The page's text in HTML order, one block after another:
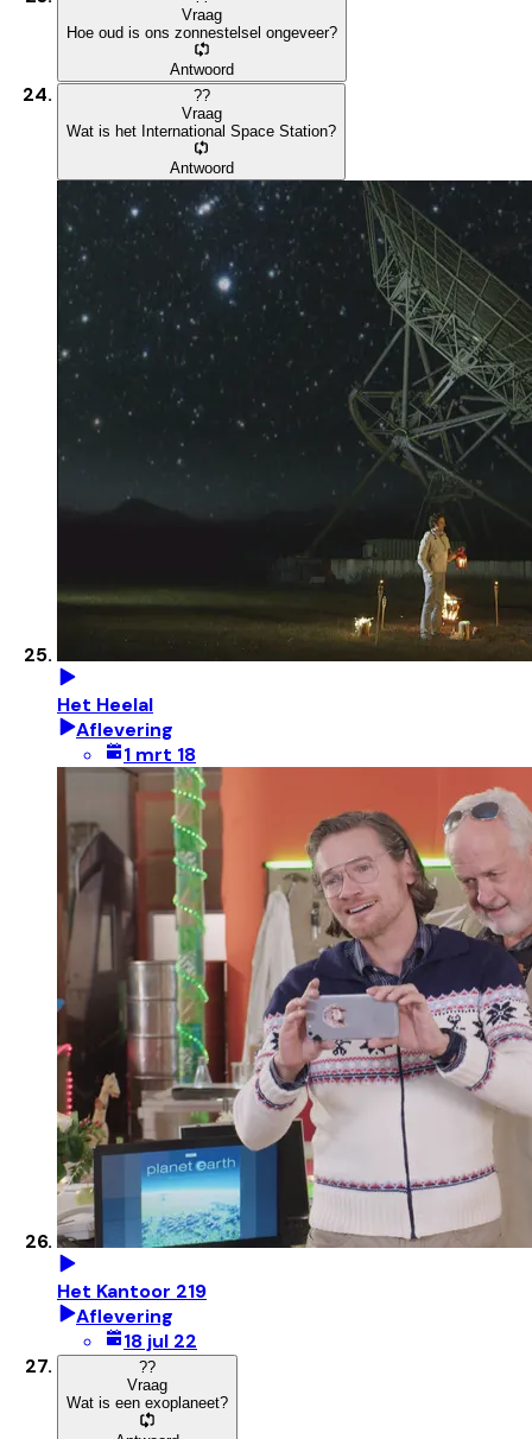
Vraag
Hoe oud is ons zonnestelsel ongeveer?
Antwoord
??
Vraag
Wat is het International Space Station?
Antwoord
Het Heelal
Aflevering
1 mrt 18
Het Kantoor 219
Aflevering
18 jul 22
??
Vraag
Wat is een exoplaneet?